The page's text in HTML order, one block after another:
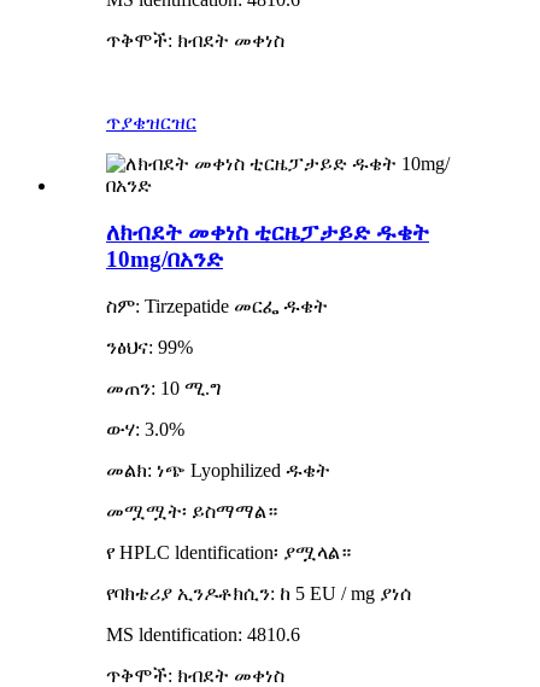
ጥቅሞች: ክብደት መቀነስ
ጥያቄዝርዝር
ለክብደት መቀነስ ቲርዜፓታይድ ዱቄት
10mg/በአንድ
ስም: Tirzepatide መርፌ ዱቄት
ንፅህና: 99%
መጠን: 10 ሚ.ግ
ውሃ: 3.0%
መልክ: ነጭ Lyophilized ዱቄት
መሟሟት፡ ይስማማል።
የ HPLC ldentification፡ ያሟላል።
የባክቴሪያ ኢንዶቶክሲን: ከ 5 EU / mg ያነሰ
MS ldentification: 4810.6
ጥቅሞች: ክብደት መቀነስ